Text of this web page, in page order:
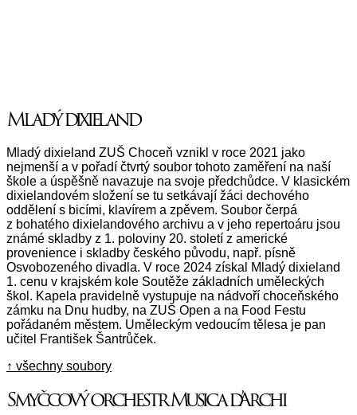
Mladý dixieland
Mladý dixieland ZUŠ Choceň vznikl v roce 2021 jako
nejmenší a v pořadí čtvrtý soubor tohoto zaměření na naší
škole a úspěšně navazuje na svoje předchůdce. V klasickém
dixielandovém složení se tu setkávají žáci dechového
oddělení s bicími, klavírem a zpěvem. Soubor čerpá
z bohatého dixielandového archivu a v jeho repertoáru jsou
známé skladby z 1. poloviny 20. století z americké
provenience i skladby českého původu, např. písně
Osvobozeného divadla. V roce 2024 získal Mladý dixieland
1. cenu v krajském kole Soutěže základních uměleckých
škol. Kapela pravidelně vystupuje na nádvoří choceňského
zámku na Dnu hudby, na ZUŠ Open a na Food Festu
pořádaném městem. Uměleckým vedoucím tělesa je pan
učitel František Šantrůček.
↑ všechny soubory
Smyčcový orchestr Musica d’Archi